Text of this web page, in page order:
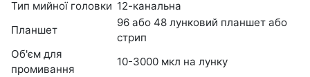
Тип мийної головки 12-канальна
Планшет
96 або 48 лунковий планшет або
стрип
Об'єм для
промивання
10-3000 мкл на лунку